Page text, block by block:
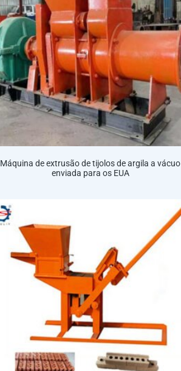
Máquina de extrusão de tijolos de argila a vácuo
enviada para os EUA